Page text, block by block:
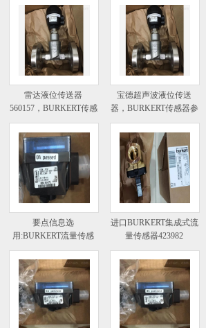
雷达液位传送器
560157，BURKERT传感
器
宝德超声波液位传送
器，BURKERT传感器参
数
要点信息选
用:BURKERT流量传感
进口BURKERT集成式流
量传感器423982